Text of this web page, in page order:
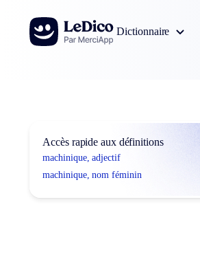
Aller au contenu
Dictionnaire
Accès rapide aux définitions
machinique, adjectif
machinique, nom féminin